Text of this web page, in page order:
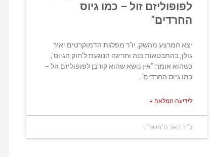
לפופוליזם זול – כמו גיוס
החרדים"
יצא המרצע מהשק, יו"ר מפלגת הדמוקרטים יאיר
גולן, בהתבטאות כנה וחריגה הנוגעת ל’חוק הגיוס’,
כשהוא אומר: "אין נושא שהוא קורבן לפופוליזם זול –
כמו גיוס החרדים".
לידיעה המלאה »
כ״ב באב ה׳תשפ״ו